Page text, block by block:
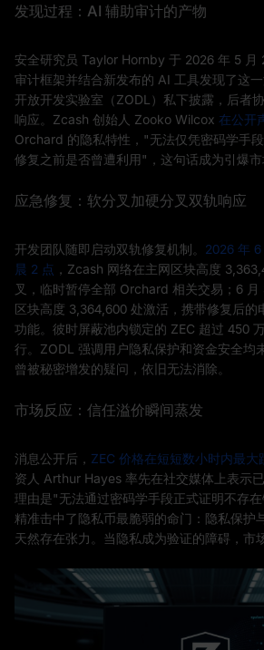
发现过程：AI 辅助审计的产物
安全研究员 Taylor Hornby 于 2026 年 5 月
审计框架并结合新发布的 AI 工具发现了这
开放开发实验室（ZODL）私下披露，后者
响应。Zcash 创始人 Zooko Wilcox 在公开
Orchard 的隐私特性，"无法仅凭密码学手
修复之前是否曾遭利用"，这句话成为引爆市
应急修复：软分叉加硬分叉双轨响应
开发团队随即启动双轨修复机制。 2026 年
晨 2 点 ，Zcash 网络在主网区块高度
叉，临时暂停全部 Orchard 相关交易；6
区块高度 3,364,600 处激活，携带修复后
功能。彼时屏蔽池内锁定的 ZEC 超过 450
行。ZODL 强调用户隐私保护和资金安全均
曾被秘密增发的疑问，依旧无法消除。
市场反应：信任溢价瞬间蒸发
消息公开后， ZEC 价格在短短数小时内最大
资人 Arthur Hayes 率先在社交媒体上表示
理由是"无法通过密码学手段正式证明不存
精准击中了隐私币最脆弱的命门：隐私保护
天然存在张力。当隐私成为验证的障碍，市